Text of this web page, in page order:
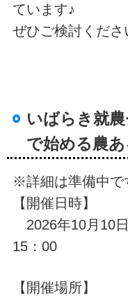
ています♪
ぜひご検討くださ
いばらき就
で始める農
※詳細は準備中で
【開催日時】
2026年10月10
15：00
【開催場所】